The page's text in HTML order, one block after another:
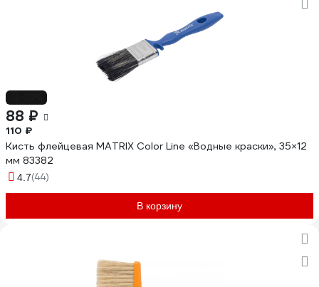
88 ₽
110 ₽
Кисть флейцевая MATRIX Color Line «Водные краски», 35×12
мм 83382
4.7(44)
В корзину